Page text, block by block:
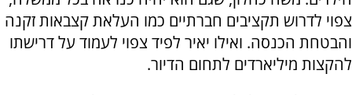
צפוי לדרוש תקציבים חברתיים כמו העלאת קצבאות זקנה
והבטחת הכנסה. ואילו יאיר לפיד צפוי לעמוד על דרישתו
להקצות מיליארדים לתחום הדיור.